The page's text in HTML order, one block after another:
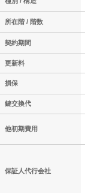
所在階 / 階数
契約期間
更新料
損保
鍵交換代
他初期費用
保証人代行会社